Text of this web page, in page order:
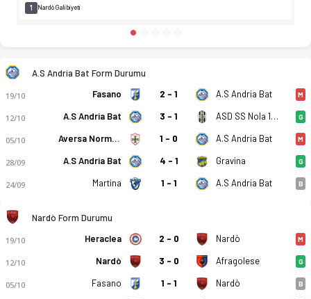
1 Nardò Galibiyeti
A.S Andria Bat Form Durumu
19/10 Fasano 2 - 1 A.S Andria Bat M
12/10 A.S Andria Bat 3 - 1 ASD SS Nola 1925 G
05/10 Aversa Normanna 1 - 0 A.S Andria Bat M
28/09 A.S Andria Bat 4 - 1 Gravina G
24/09 Martina 1 - 1 A.S Andria Bat B
Nardò Form Durumu
19/10 Heraclea 2 - 0 Nardò M
12/10 Nardò 3 - 0 Afragolese G
05/10 Fasano 1 - 1 Nardò B